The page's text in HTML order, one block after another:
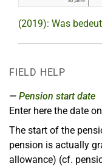
(2019): Was
FIELD HELP
Pension start date
Enter here the date
The start of the
pension is actually
allowance) (cf.